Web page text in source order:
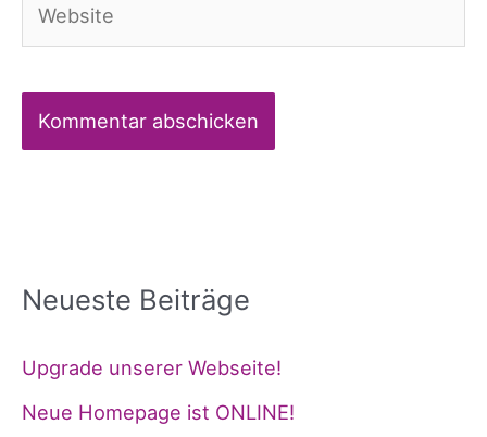
Neueste Beiträge
Upgrade unserer Webseite!
Neue Homepage ist ONLINE!